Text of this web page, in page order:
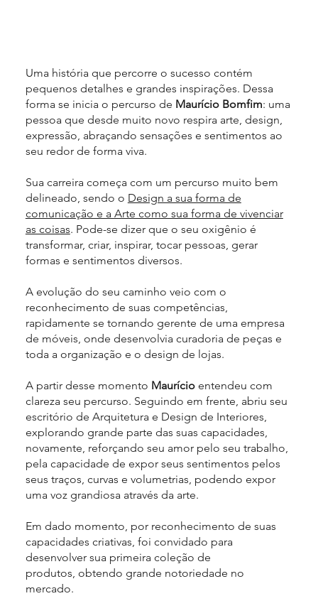
Uma história que percorre o sucesso contém
pequenos detalhes e grandes inspirações. Dessa
forma se inicia o percurso de Maurício Bomfim: uma
pessoa que desde muito novo respira arte, design,
expressão, abraçando sensações e sentimentos ao
seu redor de forma viva.
Sua carreira começa com um percurso muito bem
delineado, sendo o Design a sua forma de
comunicação e a Arte como sua forma de vivenciar
as coisas. Pode-se dizer que o seu oxigênio é
transformar, criar, inspirar, tocar pessoas, gerar
formas e sentimentos diversos.
A evolução do seu caminho veio com o
reconhecimento de suas competências,
rapidamente se tornando gerente de uma empresa
de móveis, onde desenvolvia curadoria de peças e
toda a organização e o design de lojas.
A partir desse momento Maurícioentendeu com
clareza seu percurso. Seguindo em frente, abriu seu
escritório de Arquitetura e Design de Interiores,
explorando grande parte das suas capacidades,
novamente, reforçando seu amor pelo seu trabalho,
pela capacidade de expor seus sentimentos pelos
seus traços, curvas e volumetrias, podendo expor
uma voz grandiosa através da arte.
Em dado momento, por reconhecimento de suas
capacidades criativas, foi convidado para
desenvolver sua primeira coleção de
produtos, obtendo grande notoriedade no
mercado.